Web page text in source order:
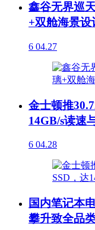
鑫谷无界巡
+双舱海景设
6 04.27
金士顿推
14GB/s读速
6 04.28
国内笔记本
攀升致全品